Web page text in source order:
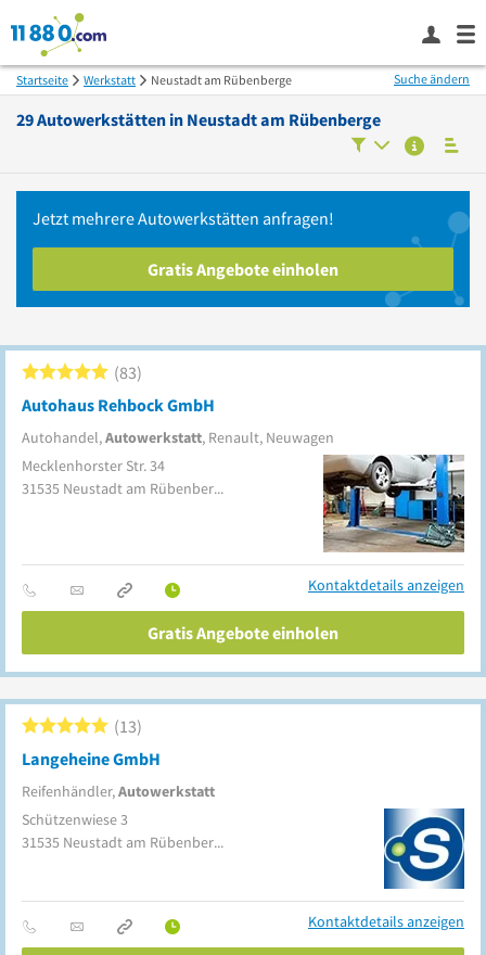
Startseite Werkstatt Neustadt am Rübenberge
29Autowerkstätten in Neustadt am Rübenberge
Suche ändern
Jetzt mehrereAutowerkstätten anfragen!
Gratis Angebote einholen
Autohaus Rehbock GmbH
Autohandel,Autowerkstatt, Renault, Neuwagen
83
Mecklenhorster Str. 34
31535 Neustadt am Rübenberge
Kontaktdetails anzeigen
Gratis Angebote einholen
Langeheine GmbH
Reifenhändler,Autowerkstatt
13
Schützenwiese 3
31535 Neustadt am Rübenberge
Kontaktdetails anzeigen